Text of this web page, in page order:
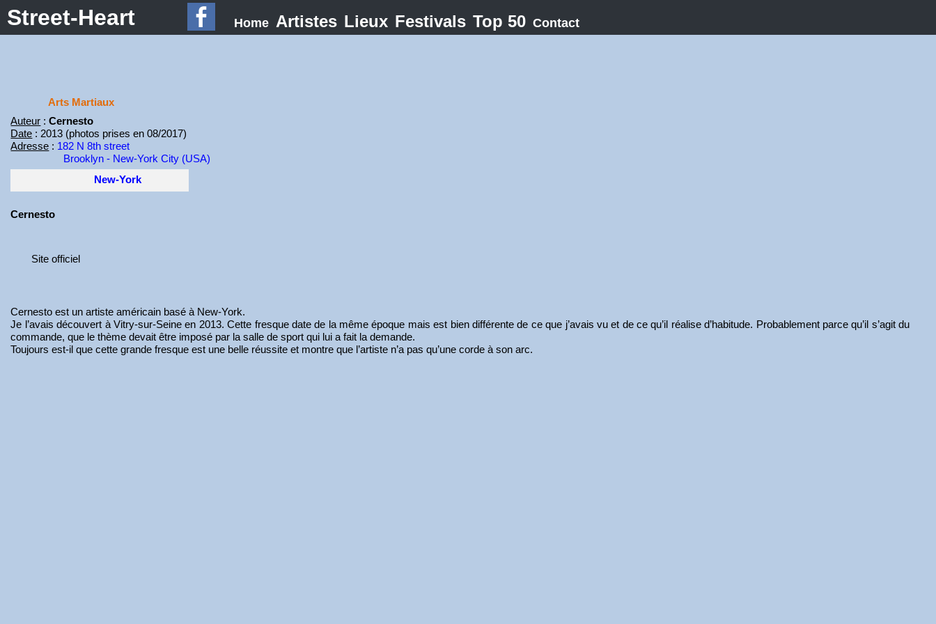
Street-Heart Home Artistes Lieux Festivals Top 50 Contact
Arts Martiaux
Auteur :Cernesto
Date : 2013 (photos prises en 08/2017)
Adresse : 182 N 8th street
Brooklyn - New-York City (USA)
New-York
Cernesto
Site officiel
Cernesto est un artiste américain basé à New-York.
Je l’avais découvert à Vitry-sur-Seine en 2013. Cette fresque date de la même époque mais est bien différente de ce que j’avais vu et de ce qu’il réalise d’habitude. Probablement parce qu’il s’agit du
commande, que le thème devait être imposé par la salle de sport qui lui a fait la demande.
Toujours est-il que cette grande fresque est une belle réussite et montre que l’artiste n’a pas qu’une corde à son arc.